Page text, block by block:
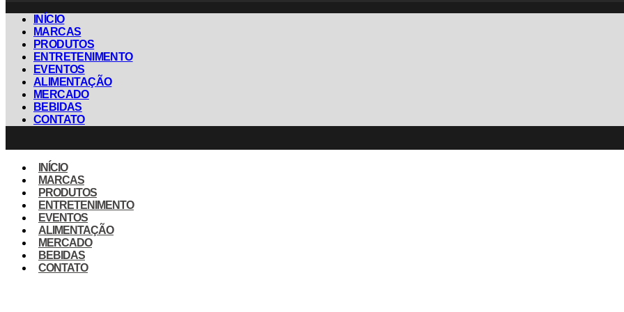
INÍCIO
MARCAS
PRODUTOS
ENTRETENIMENTO
EVENTOS
ALIMENTAÇÃO
MERCADO
BEBIDAS
CONTATO
INÍCIO
MARCAS
PRODUTOS
ENTRETENIMENTO
EVENTOS
ALIMENTAÇÃO
MERCADO
BEBIDAS
CONTATO